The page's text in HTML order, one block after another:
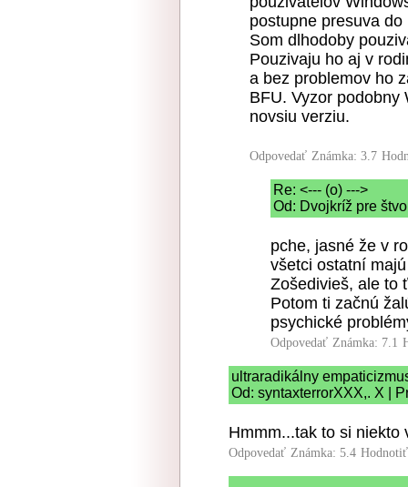
postupne presuva
Som dlhodoby
Pouzivaju ho aj v
a bez problemov ho
BFU. Vyzor podobny
novsiu verziu.
Odpovedať Známka: 3.7
Re: <--- (o) --->
Od: Dvojkríž pre
pche, jasné že v
všetci ostatní
Zošedivieš, ale to
Potom ti začnú
psychické
Odpovedať Známka: 7.1
ultraradikálny
Od: syntaxterrorXXX,. X |
Hmmm...tak to si niekto
Odpovedať Známka: 5.4